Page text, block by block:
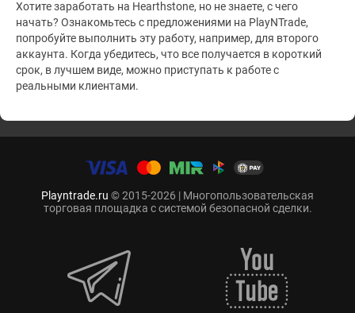
Хотите заработать на Hearthstone, но не знаете, с чего
начать? Ознакомьтесь с предложениями на PlayNTrade,
попробуйте выполнить эту работу, например, для второго
аккаунта. Когда убедитесь, что все получается в короткий
срок, в лучшем виде, можно приступать к работе с
реальными клиентами.
Playntrade.ru © 2015-2026 | Многопользовательская
торговая площадка с системой безопасной сделки.